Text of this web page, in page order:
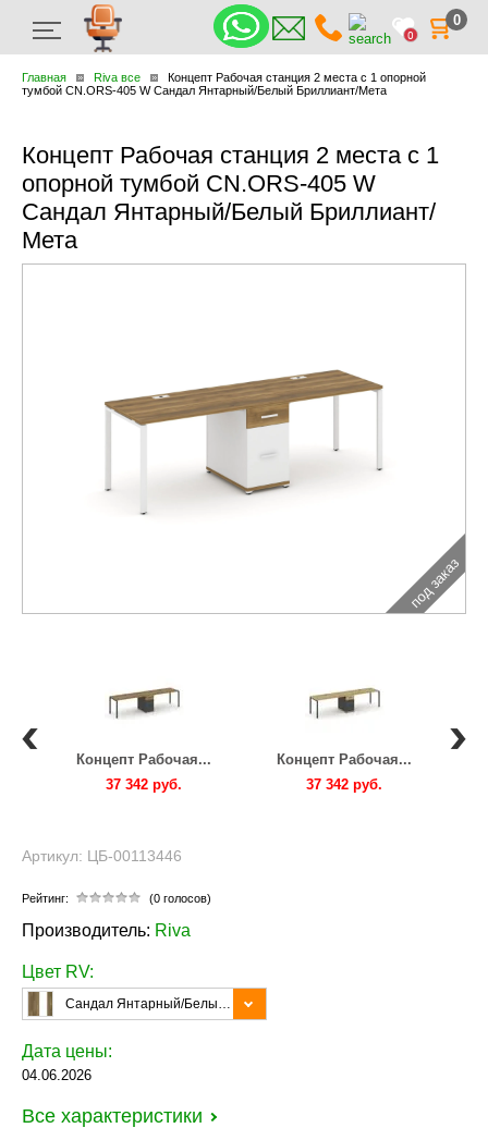
0
0
Главная Riva все
Концепт Рабочая станция 2 места с 1 опорной
тумбой CN.ORS-405 W Сандал Янтарный/Белый Бриллиант/Мета
Концепт Рабочая станция 2 места с 1
опорной тумбой CN.ORS-405 W
Сандал Янтарный/Белый Бриллиант/
Мета
под заказ
Концепт Рабочая...
37 342 руб.
Концепт Рабочая...
37 342 руб.
Артикул: ЦБ-00113446
Рейтинг: (0 голосов)
Производитель: Riva
Цвет RV:
Сандал Янтарный/Белый Бриллиант/Металл Белый
Дата цены:
04.06.2026
Все характеристики